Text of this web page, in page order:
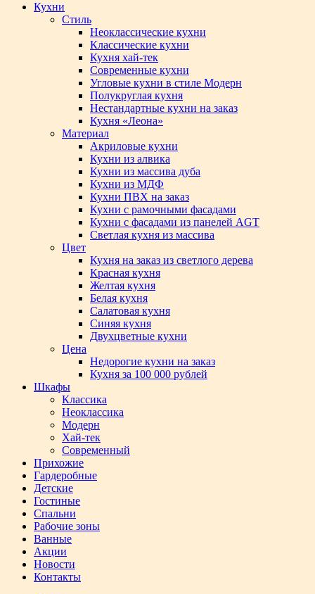
Кухни
Стиль
Неоклассические кухни
Классические кухни
Кухня хай-тек
Современные кухни
Угловые кухни в стиле Модерн
Полукруглая кухня
Нестандартные кухни на заказ
Кухня «Леона»
Материал
Акриловые кухни
Кухни из алвика
Кухни из массива дуба
Кухни из МДФ
Кухни ПВХ на заказ
Кухни с рамочными фасадами
Кухни с фасадами из панелей AGT
Светлая кухня из массива
Цвет
Кухня на заказ из светлого дерева
Красная кухня
Желтая кухня
Белая кухня
Салатовая кухня
Синяя кухня
Двухцветные кухни
Цена
Недорогие кухни на заказ
Кухня за 100 000 рублей
Шкафы
Классика
Неоклассика
Модерн
Хай-тек
Современный
Прихожие
Гардеробные
Детские
Гостиные
Спальни
Рабочие зоны
Ванные
Акции
Новости
Контакты